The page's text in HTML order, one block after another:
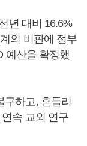
년 대비 16.6%
의 비판에 정부
예산을 확정했
하고, 흔들리
속 교외 연구